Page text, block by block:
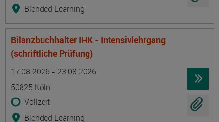
Blended Learning
Bilanzbuchhalter IHK - Intensivlehrgang
(schriftliche Prüfung)
17.08.2026 - 23.08.2026
50825 Köln
Vollzeit
Blended Learning